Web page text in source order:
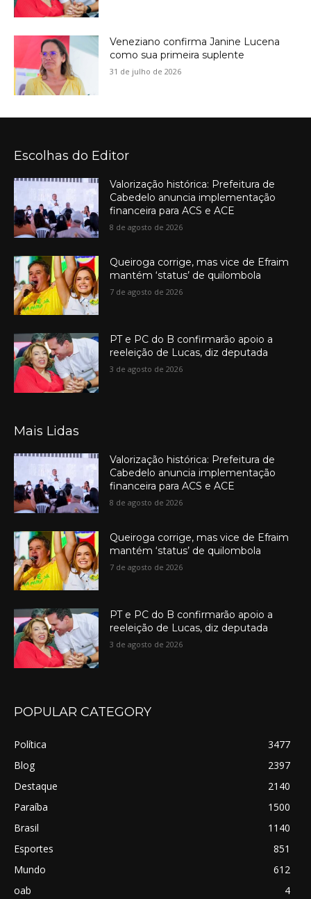
Veneziano confirma Janine Lucena
como sua primeira suplente
31 de julho de 2026
Escolhas do Editor
Valorização histórica: Prefeitura de
Cabedelo anuncia implementação
financeira para ACS e ACE
8 de agosto de 2026
Queiroga corrige, mas vice de Efraim
mantém ‘status’ de quilombola
7 de agosto de 2026
PT e PC do B confirmarão apoio a
reeleição de Lucas, diz deputada
3 de agosto de 2026
Mais Lidas
Valorização histórica: Prefeitura de
Cabedelo anuncia implementação
financeira para ACS e ACE
8 de agosto de 2026
Queiroga corrige, mas vice de Efraim
mantém ‘status’ de quilombola
7 de agosto de 2026
PT e PC do B confirmarão apoio a
reeleição de Lucas, diz deputada
3 de agosto de 2026
POPULAR CATEGORY
Política
3477
Blog
2397
Destaque
2140
Paraíba
1500
Brasil
1140
Esportes
851
Mundo
612
oab
4